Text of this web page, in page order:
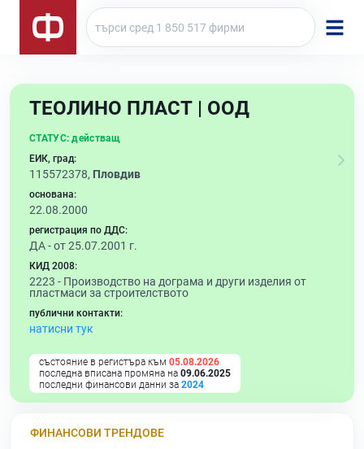
ТЕОЛИНО ПЛАСТ | ООД
СТАТУС: действащ
ЕИК, град:
115572378, Пловдив
основана:
22.08.2000
регистрация по ДДС:
ДА - от 25.07.2001 г.
КИД 2008:
2223 - Производство на дограма и други изделия от
пластмаси за строителството
публични контакти:
натисни тук
състояние в регистъра към 05.08.2026
последна вписана промяна на 09.06.2025
последни финансови данни за 2024
ФИНАНСОВИ ТРЕНДОВЕ